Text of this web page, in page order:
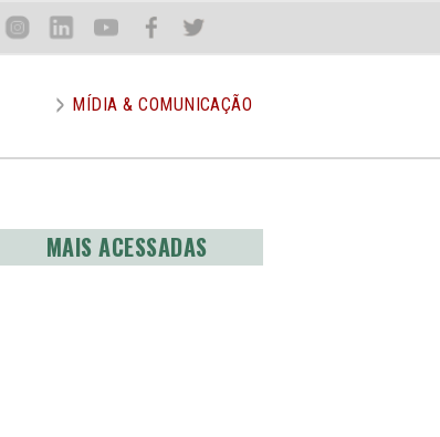
Inst Lin You Face Twit
MÍDIA & COMUNICAÇÃO
MAIS ACESSADAS